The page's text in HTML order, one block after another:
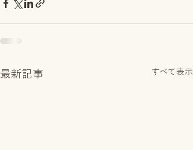
最新記事 すべて表示